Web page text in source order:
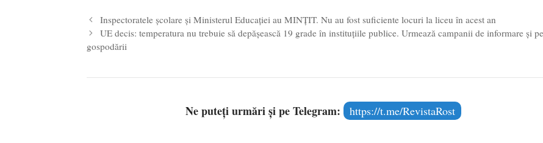
Inspectoratele școlare și Ministerul Educației au MINȚIT. Nu au fost suficiente locuri la liceu în acest an
UE decis: temperatura nu trebuie să depășească 19 grade în instituțiile publice. Urmează campanii de informare și
gospodării
Ne puteți urmări și pe Telegram: https://t.me/RevistaRost